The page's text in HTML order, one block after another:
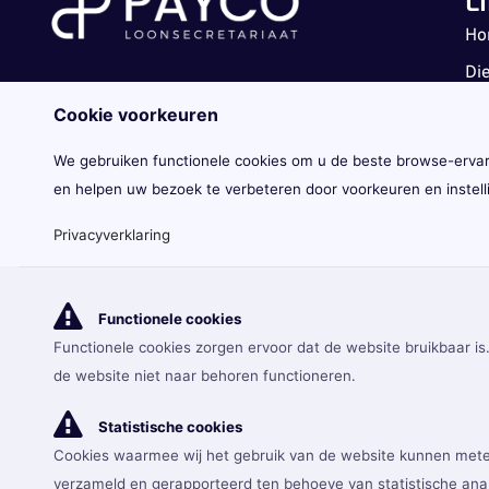
F
a
c
e
o
o
k
L
i
n
k
i
n
© PAYCO LOONSECRETARIAAT BV
Hosted byExabyte
Cookie voorkeuren
We gebruiken functionele cookies om u de beste browse-
en helpen uw bezoek te verbeteren door voorkeuren en
Privacyverklaring
Functionele cookies
Functionele cookies zorgen ervoor dat de website bruikbaar
de website niet naar behoren functioneren.
Statistische cookies
Cookies waarmee wij het gebruik van de website kunnen
verzameld en gerapporteerd ten behoeve van statistische